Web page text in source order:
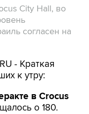
City Hall, во
согласен на
- Краткая
к утру:
в Crocus
о 180.